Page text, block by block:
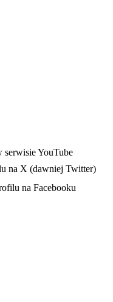
serwisie YouTube
na X (dawniej Twitter)
na Facebooku